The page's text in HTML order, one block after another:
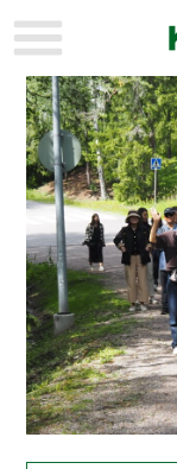
KAUPUNKI
AJANKOHTAISTA
URHEILU
KULTTUURI
HISTORIA
YLEINEN
MAINOSTAJILLE